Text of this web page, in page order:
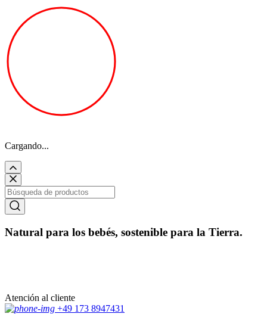
Cargando...
Natural para los bebés, sostenible para la Tierra.
Atención al cliente
+49 173 8947431